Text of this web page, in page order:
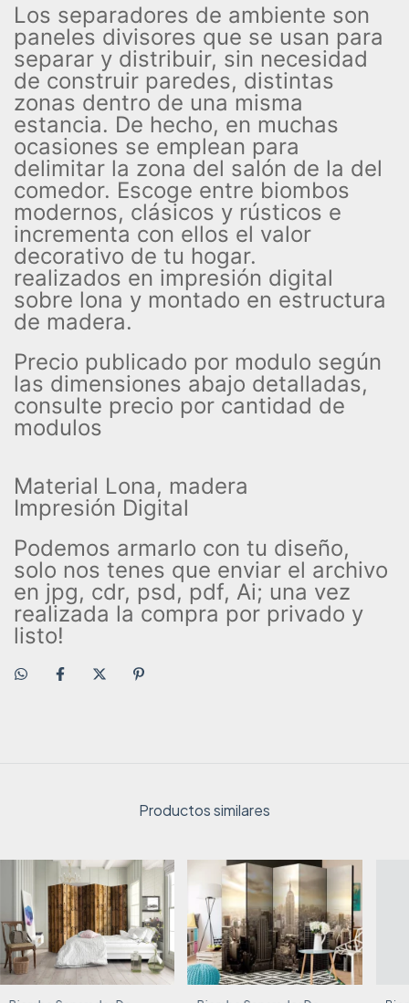
Los separadores de ambiente son
paneles divisores que se usan para
separar y distribuir, sin necesidad
de construir paredes, distintas
zonas dentro de una misma
estancia. De hecho, en muchas
ocasiones se emplean para
delimitar la zona del salón de la del
comedor. Escoge entre biombos
modernos, clásicos y rústicos e
incrementa con ellos el valor
decorativo de tu hogar.
realizados en impresión digital
sobre lona y montado en estructura
de madera.
Precio publicado por modulo según
las dimensiones abajo detalladas,
consulte precio por cantidad de
modulos
Material Lona, madera
Impresión Digital
Podemos armarlo con tu diseño,
solo nos tenes que enviar el archivo
en jpg, cdr, psd, pdf, Ai; una vez
realizada la compra por privado y
listo!
Productos similares